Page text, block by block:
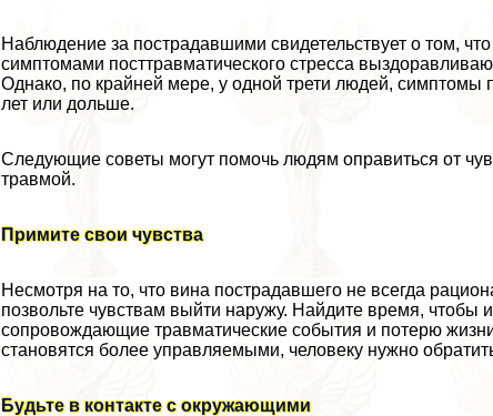
Наблюдение за пострадавшими свидетельствует о том,
симптомами посттравматического стресса
Однако, по крайней мере, у одной трети людей, симптомы
лет или дольше.
Следующие советы могут помочь людям оправиться от
травмой.
Примите свои чувства
Несмотря на то, что вина пострадавшего не всегда
позвольте чувствам выйти наружу. Найдите время, чтобы
сопровождающие травматические события и потерю
становятся более управляемыми, человеку нужно
Будьте в контакте с окружающими